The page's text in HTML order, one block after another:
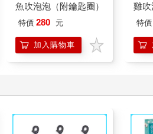
魚吹泡泡（附鑰匙圈）
特價 280 元
加入購物車
雞
特價